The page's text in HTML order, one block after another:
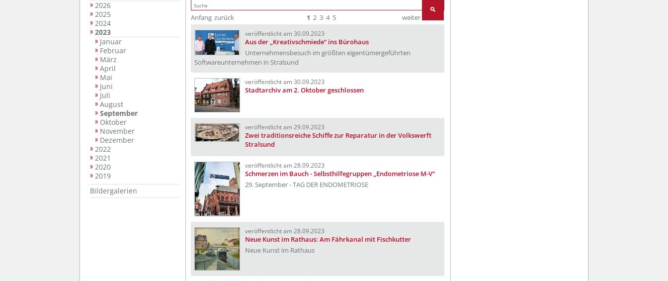
2026
2025
2024
2023
Januar
Februar
März
April
Mai
Juni
Juli
August
September
Oktober
November
Dezember
2022
2021
2020
2019
Bildergalerien
Anfang zurück 1 2 3 4 5 weiter
veröffentlicht am 30.09.2023
Aus der „Kreativschmiede“ ins Bürohaus
Unternehmensbesuch im größten eigentümergeführten
Softwareunternehmen in Stralsund
veröffentlicht am 30.09.2023
Stadtarchiv am 2. Oktober geschlossen
veröffentlicht am 29.09.2023
Zwei traditionsreiche Schiffe zur Reparatur in der Volkswerft
Stralsund
veröffentlicht am 28.09.2023
Schmerzen im Bauch - Selbsthilfegruppen „Endometriose M-V“
29. September - TAG DER ENDOMETRIOSE
veröffentlicht am 28.09.2023
Neue Kunst im Rathaus: Am Fährkanal mit Fischkutter
Neue Kunst im Rathaus